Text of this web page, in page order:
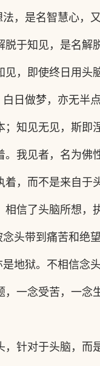
，是名智慧心，又
于知见，是名解
见，即使终日用头
日做梦，亦无半点
知见无见，斯即
我见者，名为佛性
，而不是来自于
信了头脑所想，
头带到痛苦和绝
地狱。不相信念
，一念受苦，一念
针对于头脑，而